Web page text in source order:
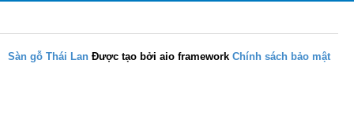
Sàn gỗ Thái Lan Được tạo bởi aio framework Chính sách bảo mật